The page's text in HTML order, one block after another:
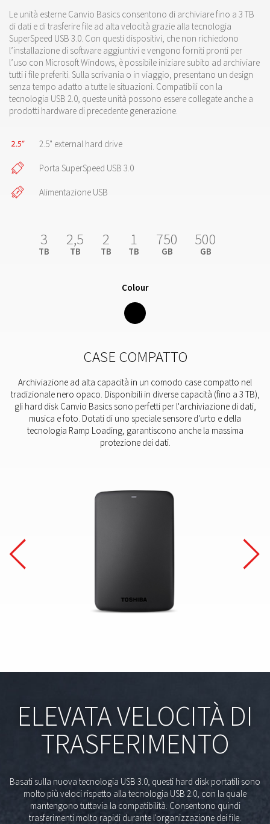
Le unità esterne Canvio Basics consentono di archiviare fino a 3 TB
di dati e di trasferire file ad alta velocità grazie alla tecnologia
SuperSpeed USB 3.0. Con questi dispositivi, che non richiedono
l’installazione di software aggiuntivi e vengono forniti pronti per
l’uso con Microsoft Windows, è possibile iniziare subito ad archiviare
tutti i file preferiti. Sulla scrivania o in viaggio, presentano un design
senza tempo adatto a tutte le situazioni. Compatibili con la
tecnologia USB 2.0, queste unità possono essere collegate anche a
prodotti hardware di precedente generazione.
2.5" external hard drive
Porta SuperSpeed USB 3.0
Alimentazione USB
3
TB
2,5
TB
2
TB
1
TB
750
GB
500
GB
Colour
CASE COMPATTO
Archiviazione ad alta capacità in un comodo case compatto nel
tradizionale nero opaco. Disponibili in diverse capacità (fino a 3 TB),
gli hard disk Canvio Basics sono perfetti per l'archiviazione di dati,
musica e foto. Dotati di uno speciale sensore d'urto e della
tecnologia Ramp Loading, garantiscono anche la massima
protezione dei dati.
ELEVATA VELOCITÀ DI
TRASFERIMENTO
Basati sulla nuova tecnologia USB 3.0, questi hard disk portatili sono
molto più veloci rispetto alla tecnologia USB 2.0, con la quale
mantengono tuttavia la compatibilità. Consentono quindi
trasferimenti molto rapidi durante l'organizzazione dei file.